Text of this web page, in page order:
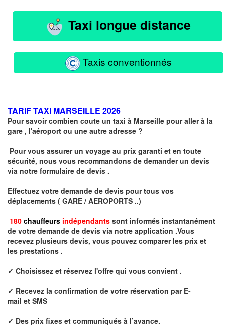
Taxi longue distance
Taxis conventionnés
TARIF TAXI MARSEILLE 2026
Pour savoir combien coute un taxi à Marseille pour aller à la
gare , l'aéroport ou une autre adresse ?
Pour vous assurer un voyage au prix garanti et en toute
sécurité, nous vous recommandons de demander un devis
via notre formulaire de devis .
Effectuez votre demande de devis pour tous vos
déplacements ( GARE / AEROPORTS ..)
180 chauffeurs indépendants sont informés instantanément
de votre demande de devis via notre application .Vous
recevez plusieurs devis, vous pouvez comparer les prix et
les prestations .
✓ Choisissez et réservez l'offre qui vous convient .
✓ Recevez la confirmation de votre réservation par E-
mail et SMS
✓ Des prix fixes et communiqués à l’avance.